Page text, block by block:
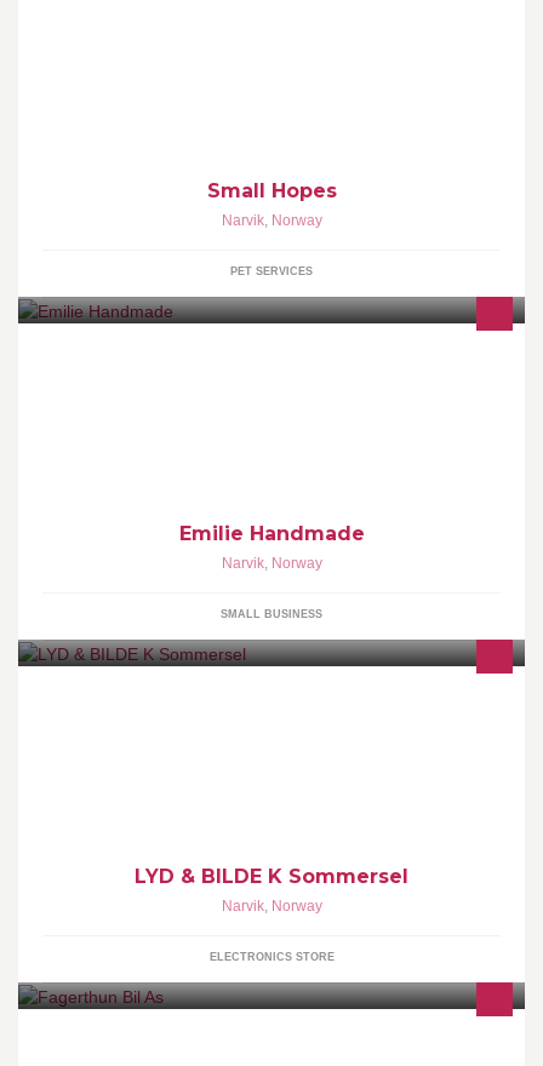
Small Hopes
Narvik, Norway
PET SERVICES
Emilie Handmade
Narvik, Norway
SMALL BUSINESS
LYD & BILDE K Sommersel
Narvik, Norway
ELECTRONICS STORE